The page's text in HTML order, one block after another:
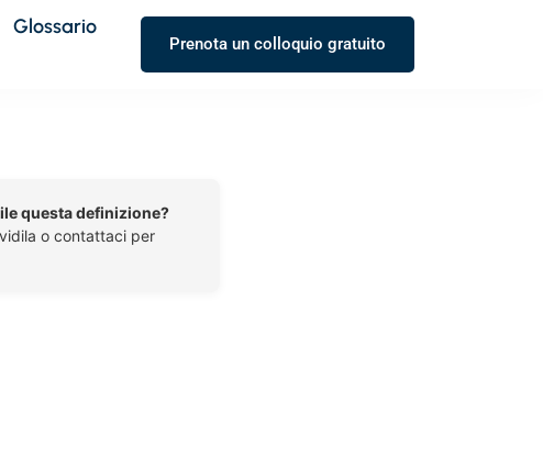
Glossario
Prenota un colloquio gratuito
questa definizione?
o contattaci per